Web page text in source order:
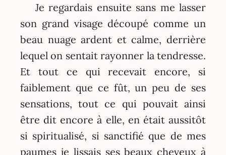
Je regardais ensuite sans me lasser
son grand visage découpé comme un
beau nuage ardent et calme, derrière
lequel on sentait rayonner la tendresse.
Et tout ce qui recevait encore, si
faiblement que ce fût, un peu de ses
sensations, tout ce qui pouvait ainsi
être dit encore à elle, en était aussitôt
si spiritualisé, si sanctifié que de mes
paumes je lissais ses beaux cheveux à